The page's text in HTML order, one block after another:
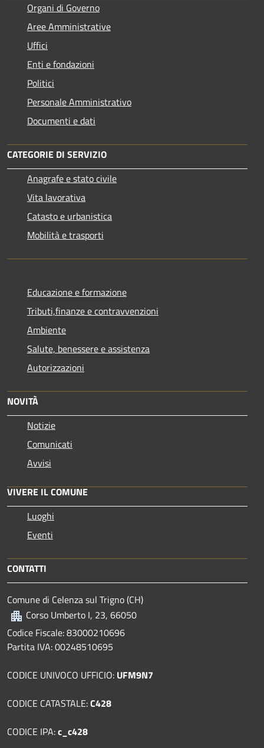
Organi di Governo
Aree Amministrative
Uffici
Enti e fondazioni
Politici
Personale Amministrativo
Documenti e dati
CATEGORIE DI SERVIZIO
Anagrafe e stato civile
Vita lavorativa
Catasto e urbanistica
Mobilità e trasporti
Educazione e formazione
Tributi,finanze e contravvenzioni
Ambiente
Salute, benessere e assistenza
Autorizzazioni
NOVITÀ
Notizie
Comunicati
Avvisi
VIVERE IL COMUNE
Luoghi
Eventi
CONTATTI
Comune di Celenza sul Trigno (CH)
Corso Umberto I, 23, 66050
Codice Fiscale: 83000210696
Partita IVA: 00248510695
CODICE UNIVOCO UFFICIO: UFM9N7
CODICE CATASTALE:C428
CODICE IPA:c_c428